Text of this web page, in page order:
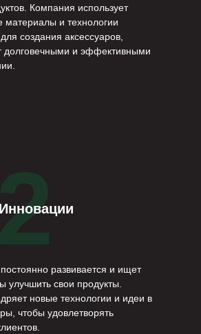
Компания использует
материалы и технологии
создания аксессуаров,
долговечными и эффективными
Инновации
развивается и ищет
улучшить свои продукты.
новые технологии и идеи в
чтобы удовлетворять